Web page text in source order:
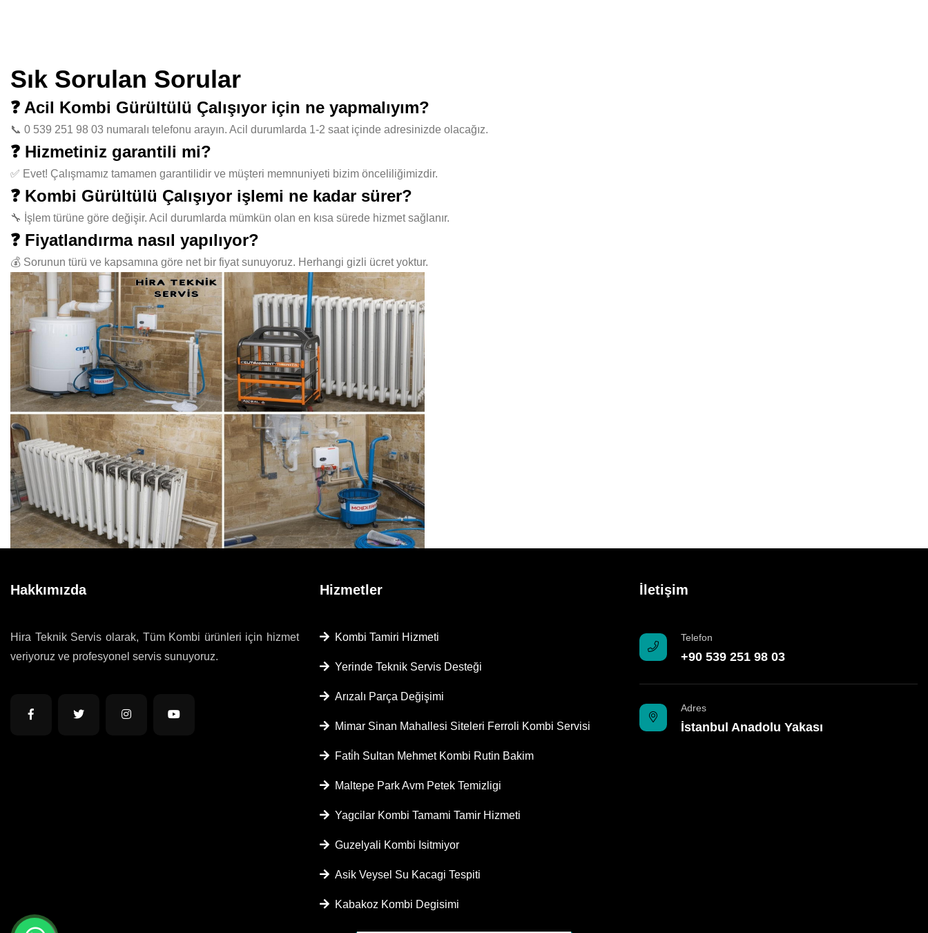
Sık Sorulan Sorular
❓ Acil Kombi Gürültülü Çalışıyor için ne yapmalıyım?
📞 0 539 251 98 03 numaralı telefonu arayın. Acil durumlarda 1-2 saat içinde adresinizde olacağız.
❓ Hizmetiniz garantili mi?
✅ Evet! Çalışmamız tamamen garantilidir ve müşteri memnuniyeti bizim önceliliğimizdir.
❓ Kombi Gürültülü Çalışıyor işlemi ne kadar sürer?
🔧 İşlem türüne göre değişir. Acil durumlarda mümkün olan en kısa sürede hizmet sağlanır.
❓ Fiyatlandırma nasıl yapılıyor?
💰 Sorunun türü ve kapsamına göre net bir fiyat sunuyoruz. Herhangi gizli ücret yoktur.
Hakkımızda
Hira Teknik Servis olarak, Tüm Kombi ürünleri için hizmet
veriyoruz ve profesyonel servis sunuyoruz.
Hizmetler
Kombi Tamiri Hizmeti
Yerinde Teknik Servis Desteği
Arızalı Parça Değişimi
Mimar Sinan Mahallesi Siteleri Ferroli Kombi Servisi
Fati̇h Sultan Mehmet Kombi Rutin Bakim
Maltepe Park Avm Petek Temizligi
Yagcilar Kombi Tamami Tamir Hizmeti
Guzelyali Kombi Isitmiyor
Asik Veysel Su Kacagi Tespiti
Kabakoz Kombi Degisimi
İletişim
Telefon
+90 539 251 98 03
Adres
İstanbul Anadolu Yakası